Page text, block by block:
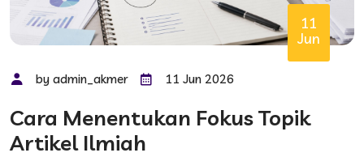
11
Jun
by admin_akmer 11 Jun 2026
Cara Menentukan Fokus Topik
Artikel Ilmiah